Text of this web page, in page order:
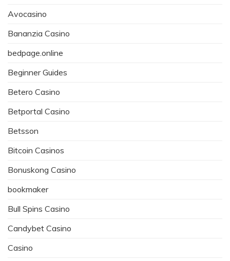
Avocasino
Bananzia Casino
bedpage.online
Beginner Guides
Betero Casino
Betportal Casino
Betsson
Bitcoin Casinos
Bonuskong Casino
bookmaker
Bull Spins Casino
Candybet Casino
Casino